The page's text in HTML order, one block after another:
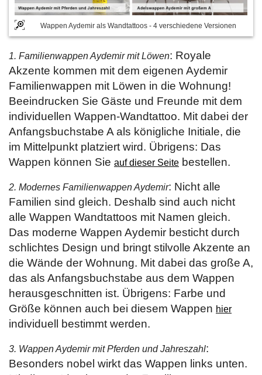
Wappen Aydemir als Wandtattoos - 4 verschiedene Versionen
1. Familienwappen Aydemir mit Löwen: Royale
Akzente kommen mit dem eigenen Aydemir
Familienwappen mit Löwen in die Wohnung!
Beeindrucken Sie Gäste und Freunde mit dem
individuellen Wappen-Wandtattoo. Mit dabei der
Anfangsbuchstabe A als königliche Initiale, die
im Mittelpunkt platziert wird. Übrigens: Das
Wappen können Sie auf dieser Seite bestellen.
2. Modernes Familienwappen Aydemir: Nicht alle
Familien sind gleich. Deshalb sind auch nicht
alle Wappen Wandtattoos mit Namen gleich.
Das moderne Wappen Aydemir besticht durch
schlichtes Design und bringt stilvolle Akzente an
die Wände der Wohnung. Mit dabei das große A,
das als Anfangsbuchstabe aus dem Wappen
herausgeschnitten ist. Übrigens: Farbe und
Größe können auch bei diesem Wappen hier
individuell bestimmt werden.
3. Wappen Aydemir mit Pferden und Jahreszahl:
Besonders nobel wirkt das Wappen links unten.